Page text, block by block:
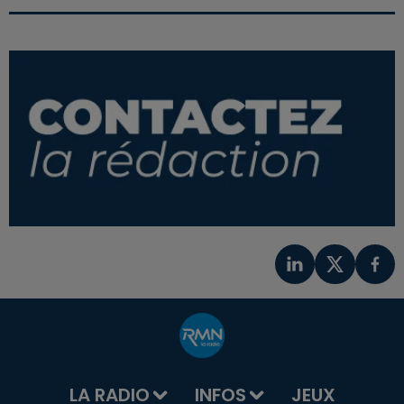
LA RADIO INFOS JEUX